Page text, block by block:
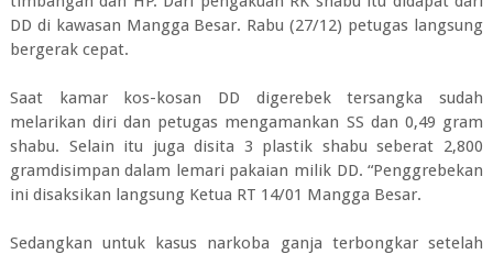
DD di kawasan Mangga Besar. Rabu (27/12) petugas langsung
bergerak cepat.
Saat kamar kos-kosan DD digerebek tersangka sudah
melarikan diri dan petugas mengamankan SS dan 0,49 gram
shabu. Selain itu juga disita 3 plastik shabu seberat 2,800
gramdisimpan dalam lemari pakaian milik DD. “Penggrebekan
ini disaksikan langsung Ketua RT 14/01 Mangga Besar.
Sedangkan untuk kasus narkoba ganja terbongkar setelah